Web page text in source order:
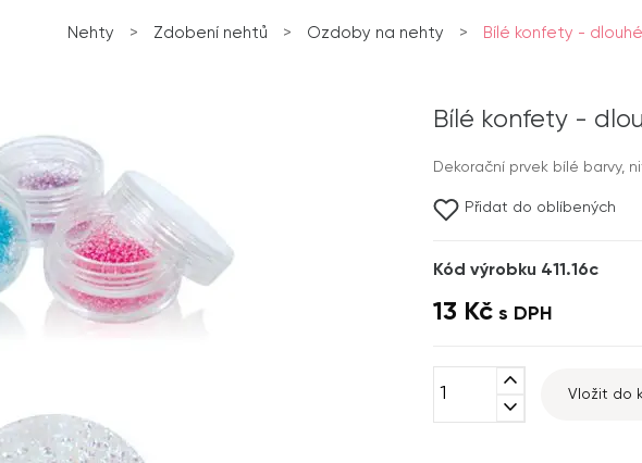
Nehty > Zdobení nehtů > Ozdoby na nehty > Bílé konfety -
Bílé konfety -
Dekorační prvek bílé barvy,
Přidat do oblíbených
Kód výrobku 411.16c
13 Kč s DPH
expand_less
expand_more
Vložit do